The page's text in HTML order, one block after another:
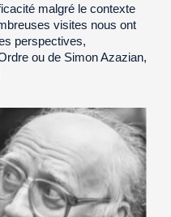
malgré le contexte
visites nous ont
perspectives,
ou de Simon Azazian,